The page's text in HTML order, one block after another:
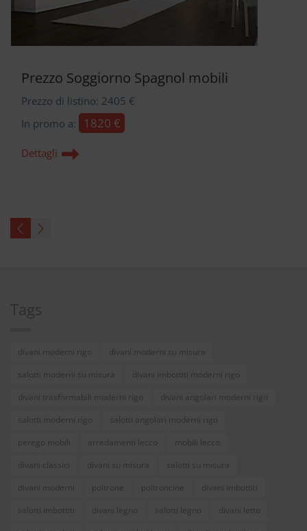
Prezzo Soggiorno Spagnol mobili
Prezzo di listino: 2405 €
In promo a:
1820 €
Dettagli
Tags
divani moderni rigo
divani moderni su misura
salotti moderni su misura
divani imbottiti moderni rigo
divani trasformabili moderni rigo
divani angolari moderni rigo
salotti moderni rigo
salotti angolari moderni rigo
perego mobili
arredamenti lecco
mobili lecco
divani classici
divani su misura
salotti su misura
divani moderni
poltrone poltroncine
divani imbottiti
salotti imbottiti
divani legno salotti legno
divani letto